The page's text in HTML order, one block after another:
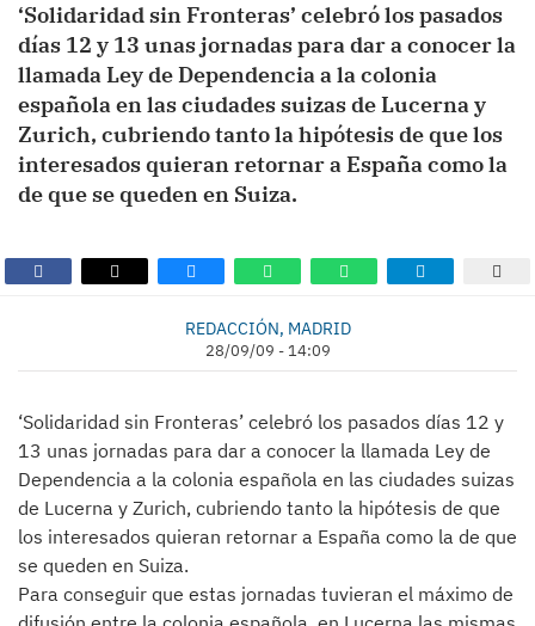
‘Solidaridad sin Fronteras’ celebró los pasados
días 12 y 13 unas jornadas para dar a conocer la
llamada Ley de Dependencia a la colonia
española en las ciudades suizas de Lucerna y
Zurich, cubriendo tanto la hipótesis de que los
interesados quieran retornar a España como la
de que se queden en Suiza.
REDACCIÓN, MADRID
28/09/09 - 14:09
‘Solidaridad sin Fronteras’ celebró los pasados días 12 y
13 unas jornadas para dar a conocer la llamada Ley de
Dependencia a la colonia española en las ciudades suizas
de Lucerna y Zurich, cubriendo tanto la hipótesis de que
los interesados quieran retornar a España como la de que
se queden en Suiza.
Para conseguir que estas jornadas tuvieran el máximo de